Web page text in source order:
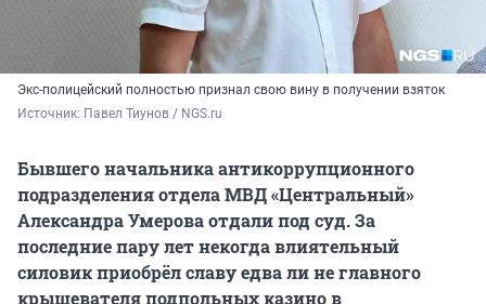
Экс-полицейский полностью признал свою вину в получении взяток
Источник: Павел Тиунов / NGS.ru
Бывшего начальника антикоррупционного
подразделения отдела МВД «Центральный»
Александра Умерова отдали под суд. За
последние пару лет некогда влиятельный
силовик приобрёл славу едва ли не главного
крышевателя подпольных казино в